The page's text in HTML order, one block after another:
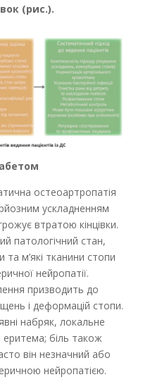
(рис.).
остеоартропатія
ускладненням
втратою кінцівки.
патологічний стан,
та м’які тканини стопи
нейропатії.
призводить до
і деформацій стопи.
набряк, локальне
біль також
він незначний або
нейропатією.